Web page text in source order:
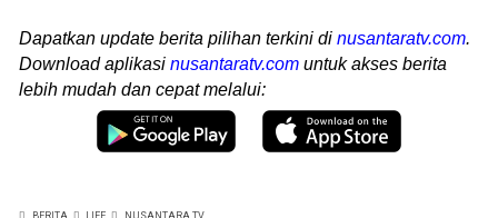
Dapatkan update berita pilihan terkini di nusantaratv.com.
Download aplikasi nusantaratv.com untuk akses berita
lebih mudah dan cepat melalui:
BERITA LIFE NUSANTARA TV